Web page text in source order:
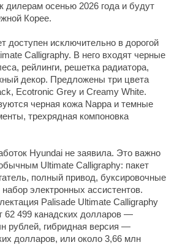
дилерам осенью 2026 года и будут
Корее.
доступен исключительно в дорогой
Calligraphy. В него входят черные
рейлинги, решетка радиатора,
декор. Предложены три цвета
Ecotronic Grey и Creamy White.
черная кожа Nappa и темные
трехрядная компоновка
Hyundai не заявила. Это важно
Ultimate Calligraphy: пакет
полный привод, буксировочные
электронных ассистентов.
Palisade Ultimate Calligraphy
62 499 канадских долларов —
рублей, гибридная версия —
долларов, или около 3,66 млн